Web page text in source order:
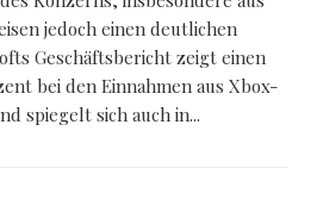
jedoch einen deutlichen
Geschäftsbericht zeigt einen
bei den Einnahmen aus Xbox-
spiegelt sich auch in...